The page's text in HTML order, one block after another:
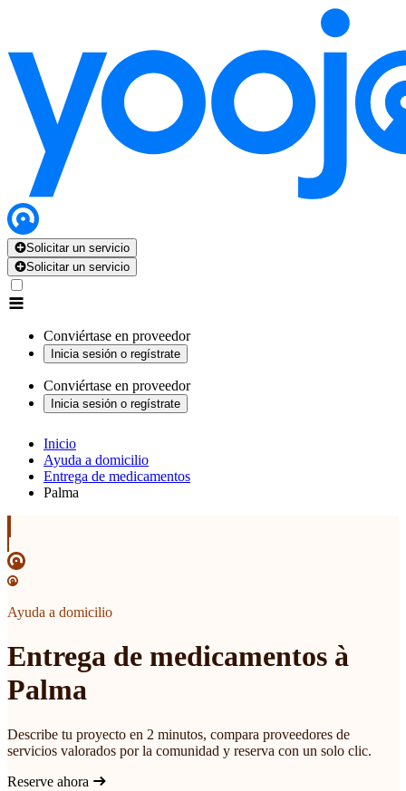
Solicitar un servicio
Solicitar un servicio
Conviértase en proveedor
Inicia sesión o regístrate
Conviértase en proveedor
Inicia sesión o regístrate
Inicio
Ayuda a domicilio
Entrega de medicamentos
Palma
Ayuda a domicilio
Entrega de medicamentos à
Palma
Describe tu proyecto en 2 minutos, compara proveedores de
servicios valorados por la comunidad y reserva con un solo clic.
Reserve ahora